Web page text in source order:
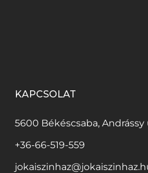
KAPCSOLAT
5600 Békéscsaba, Andrássy
+36-66-519-559